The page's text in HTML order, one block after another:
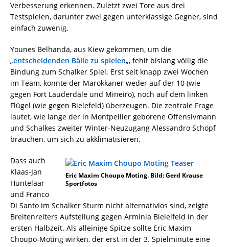
Verbesserung erkennen. Zuletzt zwei Tore aus drei
Testspielen, darunter zwei gegen unterklassige Gegner, sind
einfach zuwenig.
Younes Belhanda, aus Kiew gekommen, um die
„entscheidenden Bälle zu spielen„, fehlt bislang völlig die
Bindung zum Schalker Spiel. Erst seit knapp zwei Wochen
im Team, konnte der Marokkaner weder auf der 10 (wie
gegen Fort Lauderdale und Mineiro), noch auf dem linken
Flügel (wie gegen Bielefeld) überzeugen. Die zentrale Frage
lautet, wie lange der in Montpellier geborene Offensivmann
und Schalkes zweiter Winter-Neuzugang Alessandro Schöpf
brauchen, um sich zu akklimatisieren.
Eric Maxim Choupo Moting. Bild: Gerd Krause
Sportfotos
Dass auch
Klaas-Jan
Huntelaar
und Franco
Di Santo im Schalker Sturm nicht alternativlos sind, zeigte
Breitenreiters Aufstellung gegen Arminia Bielelfeld in der
ersten Halbzeit. Als alleinige Spitze sollte Eric Maxim
Choupo-Moting wirken, der erst in der 3. Spielminute eine